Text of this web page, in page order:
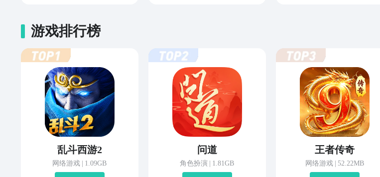
游戏排行榜
乱斗西游2
网络游戏 1.09GB
问道
角色扮演 1.81GB
王者传奇
网络游戏 52.22MB